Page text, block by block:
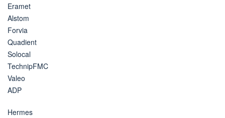
Eramet
Alstom
Forvia
Quadient
Solocal
TechnipFMC
Valeo
ADP
Hermes